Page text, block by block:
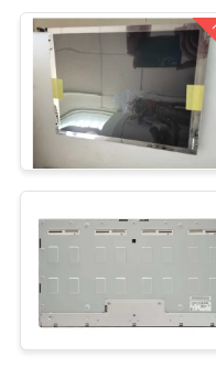
ΜΕ
ΕΙΔΉΣΕΙΣ
ΠΕΡΙΠΤΏΣΕΙΣ
SITEMAP
PRIVACY
POLICY
Tianma